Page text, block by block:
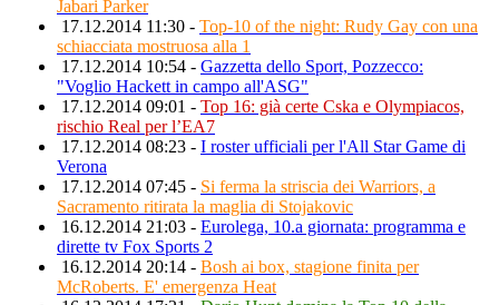
Jabari Parker
17.12.2014 11:30 - Top-10 of the night: Rudy Gay con una
schiacciata mostruosa alla 1
17.12.2014 10:54 - Gazzetta dello Sport, Pozzecco:
"Voglio Hackett in campo all'ASG"
17.12.2014 09:01 - Top 16: già certe Cska e Olympiacos,
rischio Real per l’EA7
17.12.2014 08:23 - I roster ufficiali per l'All Star Game di
Verona
17.12.2014 07:45 - Si ferma la striscia dei Warriors, a
Sacramento ritirata la maglia di Stojakovic
16.12.2014 21:03 - Eurolega, 10.a giornata: programma e
dirette tv Fox Sports 2
16.12.2014 20:14 - Bosh ai box, stagione finita per
McRoberts. E' emergenza Heat